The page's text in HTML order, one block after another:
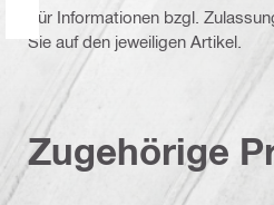
Für Informationen bzgl.
Sie auf den jeweiligen Artikel.
Zugehörige